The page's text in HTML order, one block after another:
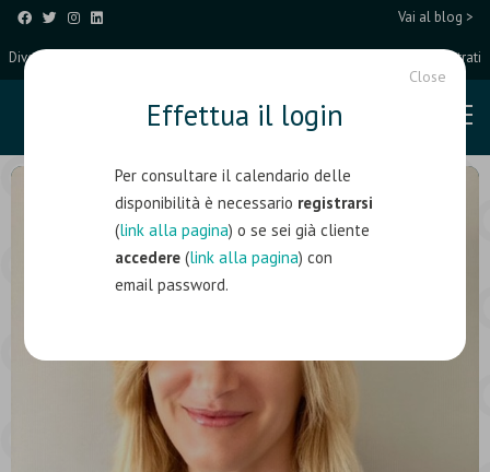
Vai al blog >
Diventa un Coach Partner Entra/Registrati
Close
Effettua il login
Per consultare il calendario delle
disponibilità è necessario registrarsi
(link alla pagina) o se sei già cliente
accedere (link alla pagina) con
email password.